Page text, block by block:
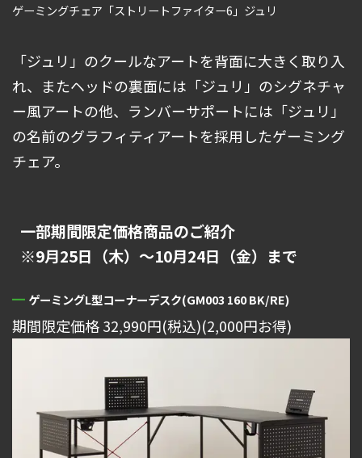
ゲーミングチェア「ストリートファイター6」ジュリ
「ジュリ」のクールなアートを背面に大きく取り入
れ、またヘッドの裏面には「ジュリ」のシグネチャ
ー風アートの他、ランバーサポートには「ジュリ」
の名前のグラフィティアートを採用したゲーミング
チェア。
一部期間限定価格商品のご紹介
※9月25日（木）～10月24日（金）まで
ゲーミングL型コーナーデスク(GM003 160 BK/RE)
期間限定価格 32,990円(税込)(2,000円お得)